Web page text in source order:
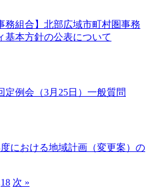
務組合】北部広域市町村圏事務
基本方針の公表について
定例会（3月25日）一般質問
度における地域計画（変更案）の
18 次 »